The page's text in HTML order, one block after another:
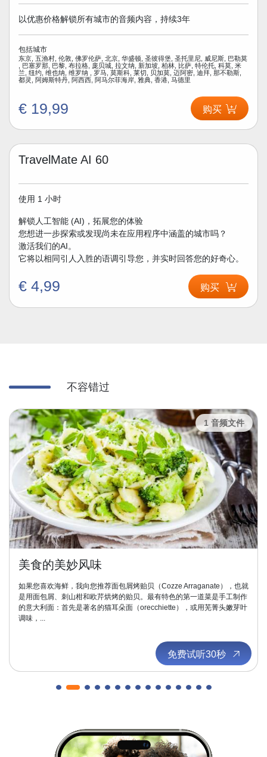
以优惠价格解锁所有城市的音频内容，持续3年
包括城市
东京, 五渔村, 伦敦, 佛罗伦萨, 北京, 华盛顿, 圣彼得堡, 圣托里尼, 威尼斯, 巴勒莫
, 巴塞罗那, 巴黎, 布拉格, 庞贝城, 拉文纳, 新加坡, 柏林, 比萨, 特伦托, 科莫, 米
兰, 纽约, 维也纳, 维罗纳 , 罗马, 莫斯科, 莱切, 贝加莫, 迈阿密, 迪拜, 那不勒斯,
都灵, 阿姆斯特丹, 阿西西, 阿马尔菲海岸, 雅典, 香港, 马德里
€ 19,99 购买
TravelMate AI 60
使用 1 小时
解锁人工智能 (AI)，拓展您的体验
您想进一步探索或发现尚未在应用程序中涵盖的城市吗？
激活我们的AI。
它将以相同引人入胜的语调引导您，并实时回答您的好奇心。
€ 4,99 购买
不容错过
1 音频文件
美食的美妙风味
如果您喜欢海鲜，我向您推荐面包屑烤贻贝（Cozze Arraganate），也就
是用面包屑、刺山柑和欧芹烘烤的贻贝。最有特色的第一道菜是手工制作
的意大利面：首先是著名的猫耳朵面（orecchiette），或用芜菁头嫩芽叶
调味，...
免费试听30秒